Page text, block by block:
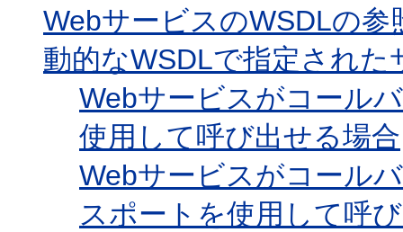
WebサービスのWSDLの参
動的なWSDLで指定され
Webサービスがコール
使用して呼び出せる場合
Webサービスがコール
スポートを使用して呼